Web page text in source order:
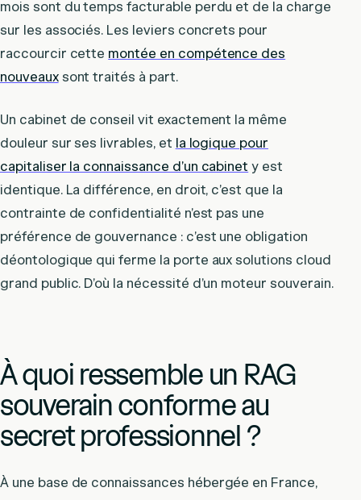
mois sont du temps facturable perdu et de la charge
sur les associés. Les leviers concrets pour
raccourcir cette montée en compétence des
nouveauxsont traités à part.
Un cabinet de conseil vit exactement la même
douleur sur ses livrables, et la logique pour
capitaliser la connaissance d’un cabinet y est
identique. La différence, en droit, c’est que la
contrainte de confidentialité n’est pas une
préférence de gouvernance : c’est une obligation
déontologique qui ferme la porte aux solutions cloud
grand public. D’où la nécessité d’un moteur souverain.
À quoi ressemble un RAG
souverain conforme au
secret professionnel ?
À une base de connaissances hébergée en France,